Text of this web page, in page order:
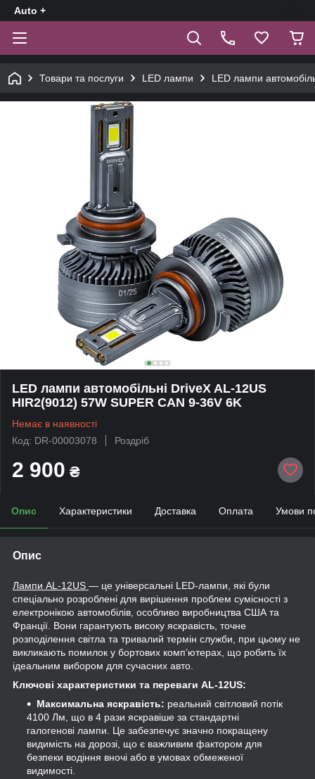
Auto +
Товари та послуги LED лампи LED лампи
LED лампи автомобільні DriveX AL-12US
HIR2(9012) 57W SUPER CAN 9-36V 6K
Немає в наявності
Код: DR-00003078
Роздріб
2 900 ₴
Опис Характеристики Доставка Оплата Умови
Опис
Лампи AL-12US — це універсальні LED-лампи, які були
спеціально розроблені для вирішення проблем сумісності з
електронікою автомобілів, особливо виробництва США та
Франції. Вони гарантують високу яскравість, точне
розподілення світла та тривалий термін служби, при цьому не
викликають помилок у бортових комп’ютерах, що робить їх
ідеальним вибором для сучасних авто.
Ключові характеристики та переваги AL-12US:
Максимальна яскравість: реальний світловий потік
4100 Лм, що в 4 рази яскравіше за стандартні
галогенові лампи. Це забезпечує значно покращену
видимість на дорозі, що є важливим фактором для
безпеки водіння вночі або в умовах обмеженої
видимості.